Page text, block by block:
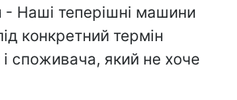
- Наші теперішні машини
конкретний термін
споживача, який не хоче